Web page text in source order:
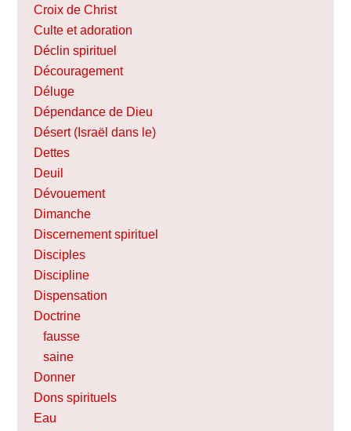
Croix de Christ
Culte et adoration
Déclin spirituel
Découragement
Déluge
Dépendance de Dieu
Désert (Israël dans le)
Dettes
Deuil
Dévouement
Dimanche
Discernement spirituel
Disciples
Discipline
Dispensation
Doctrine
fausse
saine
Donner
Dons spirituels
Eau